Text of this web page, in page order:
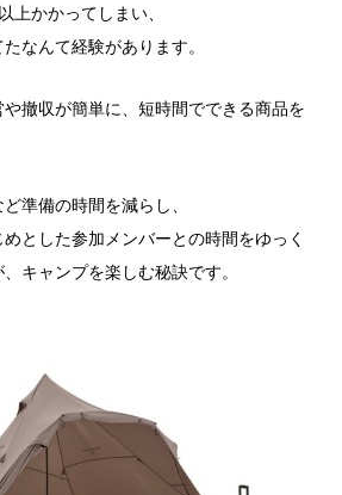
上かかってしまい、
なんて経験があります。
撤収が簡単に、短時間でできる商品を
準備の時間を減らし、
とした参加メンバーとの時間をゆっく
キャンプを楽しむ秘訣です。